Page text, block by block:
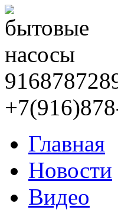
Главная
Новости
Видео